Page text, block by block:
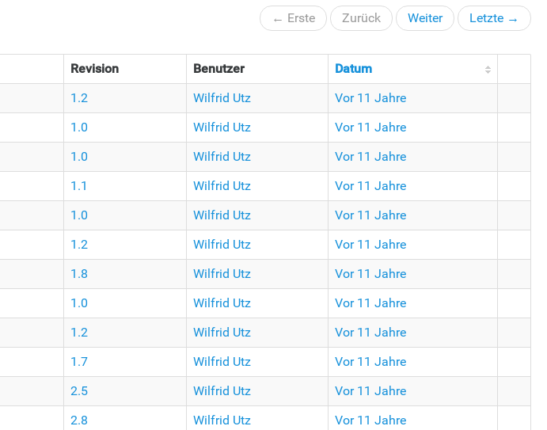
← Erste Zurück Weiter Letzte →
Revision Benutzer
Datum
1.2 Wilfrid Utz
Vor 11 Jahre
1.0 Wilfrid Utz
Vor 11 Jahre
1.0 Wilfrid Utz
Vor 11 Jahre
1.1 Wilfrid Utz
Vor 11 Jahre
1.0 Wilfrid Utz
Vor 11 Jahre
1.2 Wilfrid Utz
Vor 11 Jahre
1.8 Wilfrid Utz
Vor 11 Jahre
1.0 Wilfrid Utz
Vor 11 Jahre
1.2 Wilfrid Utz
Vor 11 Jahre
1.7 Wilfrid Utz
Vor 11 Jahre
2.5 Wilfrid Utz
Vor 11 Jahre
2.8 Wilfrid Utz
Vor 11 Jahre